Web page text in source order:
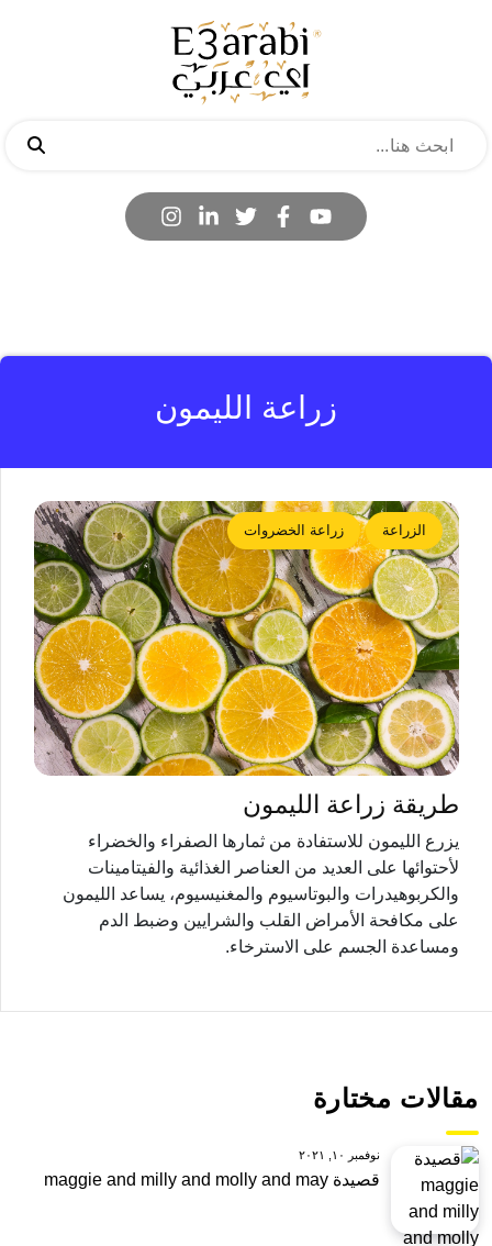
زراعة الليمون
الزراعة زراعة الخضروات
طريقة زراعة الليمون
يزرع الليمون للاستفادة من ثمارها الصفراء والخضراء
لأحتوائها على العديد من العناصر الغذائية والفيتامينات
والكربوهيدرات والبوتاسيوم والمغنيسيوم، يساعد الليمون
على مكافحة الأمراض القلب والشرايين وضبط الدم
ومساعدة الجسم على الاسترخاء.
مقالات مختارة
نوفمبر ١٠, ٢٠٢١
قصيدة maggie and milly and molly and may